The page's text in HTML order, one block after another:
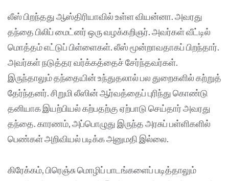
லீஸ் பிறந்தது ஆஸ்திரியாவில் உள்ள வியன்னா. அவரது
தந்தை பிலிப் மைட்னர் ஒரு வழக்கறிஞர். அவர்கள் வீட்டில்
மொத்தம் எட்டுப் பிள்ளைகள். லீஸ் மூன்றாவதாகப் பிறந்தார்.
அவர்கள் நடுத்தர வர்க்கத்தைச் சேர்ந்தவர்கள்.
இருந்தாலும் தந்தையின் உந்துதலால் பல துறைகளில் கற்றுத்
தேர்ந்தனர். சிறுமி லீஸின் ஆர்வத்தைப் புரிந்து கொண்டு
தனியாக இயற்பியல் கற்பதற்கு ஏற்பாடு செய்தார் அவரது
தந்தை. காரணம், அப்பொழுது இருந்த அரசுப் பள்ளிகளில்
பெண்கள் அறிவியல் படிக்க அனுமதி இல்லை.
கிரேக்கம், பிரெஞ்சு மொழிப் பாடங்களைப் படித்தாலும்